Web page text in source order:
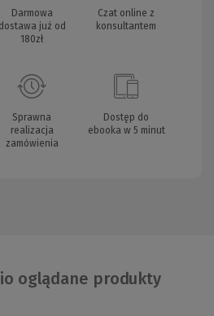
Darmowa
dostawa już od
180zł
Czat online z
konsultantem
Sprawna
realizacja
zamówienia
Dostęp do
ebooka w 5 minut
oglądane produkty